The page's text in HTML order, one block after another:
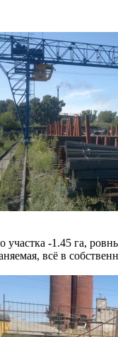
-1.45 га,
всё в